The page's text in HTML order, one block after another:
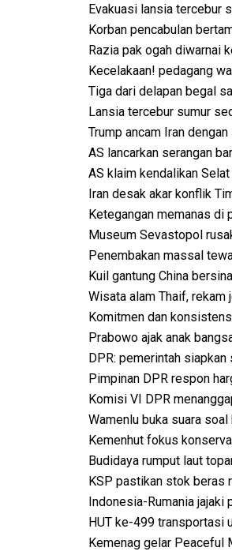
Evakuasi lansia tercebur
Korban pencabulan
Razia pak ogah diwarnai
Kecelakaan! pedagang
Tiga dari delapan begal
Lansia tercebur sumur
Trump ancam Iran
AS lancarkan serangan
AS klaim kendalikan
Iran desak akar konflik
Ketegangan memanas di
Museum Sevastopol
Penembakan massal
Kuil gantung China
Wisata alam Thaif, rekam
Komitmen dan
Prabowo ajak anak
DPR: pemerintah
Pimpinan DPR respon
Komisi VI DPR
Wamenlu buka suara
Kemenhut fokus
Budidaya rumput laut
KSP pastikan stok beras
Indonesia-Rumania
HUT ke-499 transportasi
Kemenag gelar Peaceful